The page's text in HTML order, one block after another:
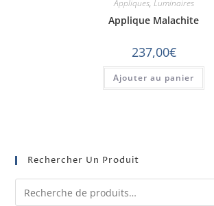
Appliques, Luminaires
Applique Malachite
237,00€
Ajouter au panier
Rechercher Un Produit